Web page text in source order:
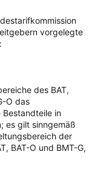
vorgelegte
des BAT,
O das
in
es gilt sinngemäß
der
BAT-O und BMT-G,